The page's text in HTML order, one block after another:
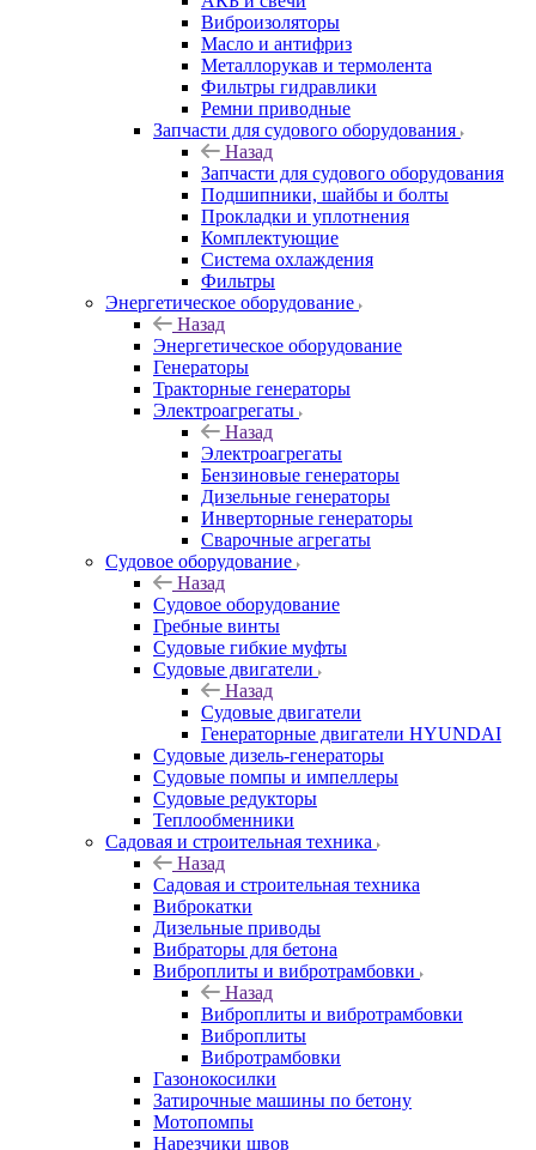
Виброизоляторы
Масло и антифриз
Металлорукав и термолента
Фильтры гидравлики
Ремни приводные
Запчасти для судового оборудования
Назад
Запчасти для судового оборудования
Подшипники, шайбы и болты
Прокладки и уплотнения
Комплектующие
Система охлаждения
Фильтры
Энергетическое оборудование
Назад
Энергетическое оборудование
Генераторы
Тракторные генераторы
Электроагрегаты
Назад
Электроагрегаты
Бензиновые генераторы
Дизельные генераторы
Инверторные генераторы
Сварочные агрегаты
Судовое оборудование
Назад
Судовое оборудование
Гребные винты
Судовые гибкие муфты
Судовые двигатели
Назад
Судовые двигатели
Генераторные двигатели HYUNDAI
Судовые дизель-генераторы
Судовые помпы и импеллеры
Судовые редукторы
Теплообменники
Садовая и строительная техника
Назад
Садовая и строительная техника
Виброкатки
Дизельные приводы
Вибраторы для бетона
Виброплиты и вибротрамбовки
Назад
Виброплиты и вибротрамбовки
Виброплиты
Вибротрамбовки
Газонокосилки
Затирочные машины по бетону
Мотопомпы
Нарезчики швов